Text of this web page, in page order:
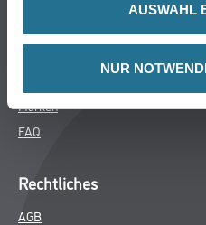
AUSWAHL
NUR
Aktuelles
Marken
FAQ
Rechtliches
AGB